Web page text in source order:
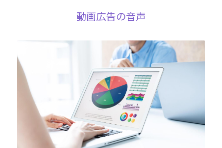
動画広告の音声